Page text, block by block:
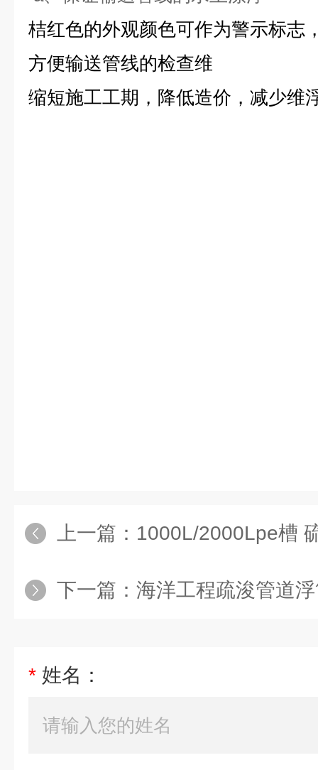
桔红色的外观颜色可作为警示标志
方便输送管线的检查维
缩短施工工期，降低造价，减少维
上一篇： 1000L/2000Lpe槽
下一篇： 海洋工程疏浚管道浮
* 姓名：